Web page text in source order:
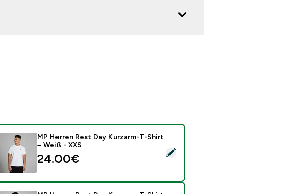
Dieses Produkt ausw�hlen - MP Herren Rest Day Kurzarm-T-Shirt – Weiß - XXS
MP Herren Rest Day Kurzarm-T-Shirt
– Weiß - XXS
24.00€‎